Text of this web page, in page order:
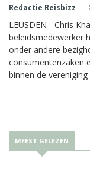
Redactie Reisbizz
LEUSDEN - Chris
beleidsmedewerker
onder andere
consumentenzaken
binnen de
MEEST GELEZEN